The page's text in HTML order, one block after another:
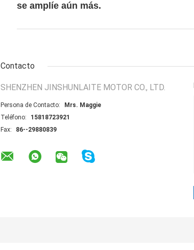
se amplíe aún más.
Contacto
SHENZHEN JINSHUNLAITE MOTOR CO., LTD.
Persona de Contacto:
Mrs. Maggie
Teléfono:
15818723921
Fax:
86--29880839